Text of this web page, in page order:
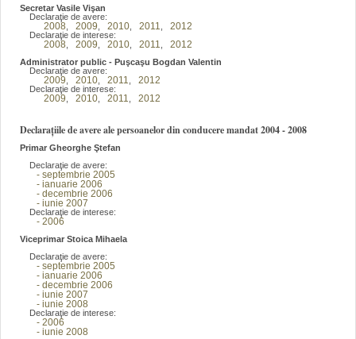
Secretar Vasile Vişan
Declaraţie de avere:
2008 2009 2010 2011 2012
Declaraţie de interese:
2008 2009 2010 2011 2012
Administrator public - Puşcaşu Bogdan Valentin
Declaraţie de avere:
2009 2010 2011 2012
Declaraţie de interese:
2009 2010 2011 2012
Declarațiile de avere ale persoanelor din conducere mandat 2004 - 2008
Primar Gheorghe Ştefan
Declaraţie de avere:
- septembrie 2005
- ianuarie 2006
- decembrie 2006
- iunie 2007
Declaraţie de interese:
- 2006
Viceprimar Stoica Mihaela
Declaraţie de avere:
- septembrie 2005
- ianuarie 2006
- decembrie 2006
- iunie 2007
- iunie 2008
Declaraţie de interese:
- 2006
- iunie 2008